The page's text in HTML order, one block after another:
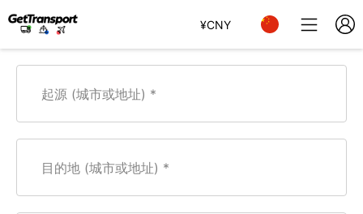
¥CNY
起源 (城市或地址)
目的地 (城市或地址)